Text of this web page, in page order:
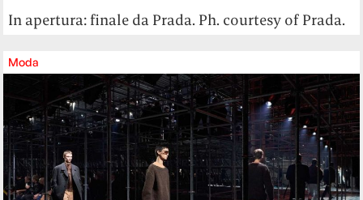
In apertura: finale da Prada. Ph. courtesy of Prada.
Moda